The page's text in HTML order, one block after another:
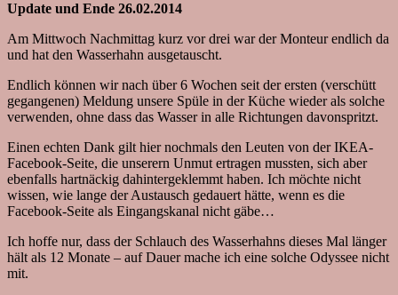
Update und Ende 26.02.2014
Am Mittwoch Nachmittag kurz vor drei war der Monteur endlich da
und hat den Wasserhahn ausgetauscht.
Endlich können wir nach über 6 Wochen seit der ersten (verschütt
gegangenen) Meldung unsere Spüle in der Küche wieder als solche
verwenden, ohne dass das Wasser in alle Richtungen davonspritzt.
Einen echten Dank gilt hier nochmals den Leuten von der IKEA-
Facebook-Seite, die unserern Unmut ertragen mussten, sich aber
ebenfalls hartnäckig dahintergeklemmt haben. Ich möchte nicht
wissen, wie lange der Austausch gedauert hätte, wenn es die
Facebook-Seite als Eingangskanal nicht gäbe…
Ich hoffe nur, dass der Schlauch des Wasserhahns dieses Mal länger
hält als 12 Monate – auf Dauer mache ich eine solche Odyssee nicht
mit.